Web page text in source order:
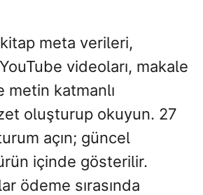
meta verileri,
videoları, makale
metin katmanlı
oluşturup okuyun. 27
açın; güncel
içinde gösterilir.
ödeme sırasında